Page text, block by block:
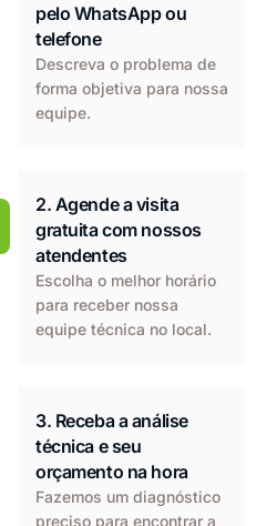
pelo WhatsApp ou
telefone
Descreva o problema de
forma objetiva para nossa
equipe.
2. Agende a visita
gratuita com nossos
atendentes
Escolha o melhor horário
para receber nossa
equipe técnica no local.
3. Receba a análise
técnica e seu
orçamento na hora
Fazemos um diagnóstico
preciso para encontrar a